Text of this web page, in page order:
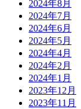
2024年8月
2024年7月
2024年6月
2024年5月
2024年4月
2024年2月
2024年1月
2023年12月
2023年11月